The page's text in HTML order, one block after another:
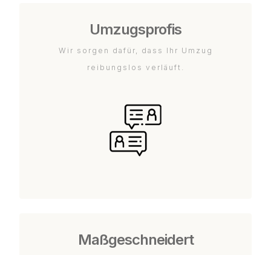
Umzugsprofis
Wir sorgen dafür, dass Ihr Umzug
reibungslos verläuft.
Maßgeschneidert